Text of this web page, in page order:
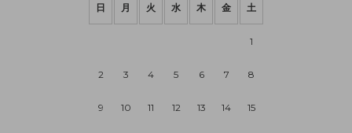
日 月 火 水 木 金 土
1
2 3 4 5 6 7 8
9 10 11 12 13 14 15